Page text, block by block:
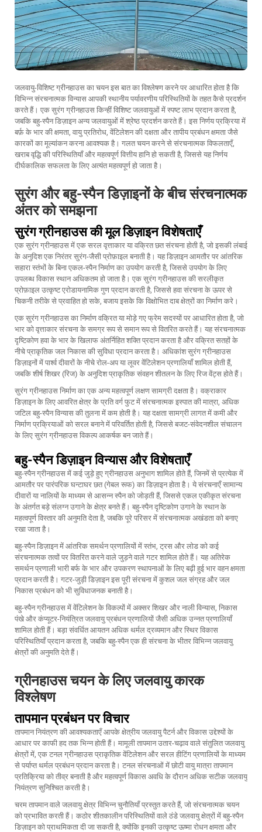
जलवायु-विशिष्ट ग्रीनहाउस का चयन इस बात का विश्लेषण करने पर आधारित होता है कि
विभिन्न संरचनात्मक विन्यास आपकी स्थानीय पर्यावरणीय परिस्थितियों के तहत कैसे प्रदर्शन
करते हैं। एक सुरंग ग्रीनहाउस किन्हीं विशिष्ट जलवायुओं में स्पष्ट लाभ प्रदान करता है,
जबकि बहु-स्पैन डिज़ाइन अन्य जलवायुओं में श्रेष्ठ प्रदर्शन करते हैं। इस निर्णय प्रक्रिया में
बर्फ़ के भार की क्षमता, वायु प्रतिरोध, वेंटिलेशन की दक्षता और तापीय प्रबंधन क्षमता जैसे
कारकों का मूल्यांकन करना आवश्यक है। गलत चयन करने से संरचनात्मक विफलताएँ,
खराब वृद्धि की परिस्थितियाँ और महत्वपूर्ण वित्तीय हानि हो सकती है, जिससे यह निर्णय
दीर्घकालिक सफलता के लिए अत्यंत महत्वपूर्ण हो जाता है।
सुरंग और बहु-स्पैन डिज़ाइनों के बीच संरचनात्मक
अंतर को समझना
सुरंग ग्रीनहाउस की मूल डिज़ाइन विशेषताएँ
एक सुरंग ग्रीनहाउस में एक सरल वृत्ताकार या वक्रित छत संरचना होती है, जो इसकी लंबाई
के अनुदिश एक निरंतर सुरंग-जैसी प्रोफ़ाइल बनाती है। यह डिज़ाइन आमतौर पर आंतरिक
सहारा स्तंभों के बिना एकल-स्पैन निर्माण का उपयोग करती है, जिससे उपयोग के लिए
उपलब्ध विकास स्थान अधिकतम हो जाता है। एक सुरंग ग्रीनहाउस की सरलीकृत
प्रोफ़ाइल उत्कृष्ट एरोडायनामिक गुण प्रदान करती है, जिससे हवा संरचना के ऊपर से
चिकनी तरीके से प्रवाहित हो सके, बजाय इसके कि विक्षोभित दाब क्षेत्रों का निर्माण करे।
एक सुरंग ग्रीनहाउस का निर्माण वक्रित या मोड़े गए फ्रेम सदस्यों पर आधारित होता है, जो
भार को वृत्ताकार संरचना के समग्र रूप से समान रूप से वितरित करते हैं। यह संरचनात्मक
दृष्टिकोण हवा के भार के खिलाफ अंतर्निहित शक्ति प्रदान करता है और वक्रित सतहों के
नीचे प्राकृतिक जल निकास की सुविधा प्रदान करता है। अधिकांश सुरंग ग्रीनहाउस
डिज़ाइनों में पार्श्व दीवारों के नीचे रोल-अप या लूवर वेंटिलेशन प्रणालियाँ शामिल होती हैं,
जबकि शीर्ष शिखर (रिज) के अनुदिश प्राकृतिक संवहन शीतलन के लिए रिज वेंट्स होते हैं।
सुरंग ग्रीनहाउस निर्माण का एक अन्य महत्वपूर्ण लक्षण सामग्री दक्षता है। वक्राकार
डिज़ाइन के लिए आवरित क्षेत्र के प्रति वर्ग फुट में संरचनात्मक इस्पात की मात्रा, अधिक
जटिल बहु-स्पैन विन्यास की तुलना में कम होती है। यह दक्षता सामग्री लागत में कमी और
निर्माण प्रक्रियाओं को सरल बनाने में परिवर्तित होती है, जिससे बजट-संवेदनशील संचालन
के लिए सुरंग ग्रीनहाउस विकल्प आकर्षक बन जाते हैं।
बहु-स्पैन डिज़ाइन विन्यास और विशेषताएँ
बहु-स्पैन ग्रीनहाउस में कई जुड़े हुए ग्रीनहाउस अनुभाग शामिल होते हैं, जिनमें से प्रत्येक में
आमतौर पर पारंपरिक घन्टाघर छत (गेबल रूफ) का डिज़ाइन होता है। ये संरचनाएँ सामान्य
दीवारों या नालियों के माध्यम से आसन्न स्पैन को जोड़ती हैं, जिससे एकल एकीकृत संरचना
के अंतर्गत बड़े संलग्न उगाने के क्षेत्र बनते हैं। बहु-स्पैन दृष्टिकोण उगाने के स्थान के
महत्वपूर्ण विस्तार की अनुमति देता है, जबकि पूरे परिसर में संरचनात्मक अखंडता को बनाए
रखा जाता है।
बहु-स्पैन डिज़ाइन में आंतरिक समर्थन प्रणालियों में स्तंभ, ट्रस और लोड को कई
संरचनात्मक तत्वों पर वितरित करने वाले जुड़ने वाले गटर शामिल होते हैं। यह अतिरेक
समर्थन प्रणाली भारी बर्फ के भार और उपकरण स्थापनाओं के लिए बढ़ी हुई भार वहन क्षमता
प्रदान करती है। गटर-जुड़ी डिज़ाइन इस पूरी संरचना में कुशल जल संग्रह और जल
निकास प्रबंधन को भी सुविधाजनक बनाती है।
बहु-स्पैन ग्रीनहाउस में वेंटिलेशन के विकल्पों में अक्सर शिखर और नाली विन्यास, निकास
पंखे और कंप्यूटर-नियंत्रित जलवायु प्रबंधन प्रणालियों जैसी अधिक उन्नत प्रणालियाँ
शामिल होती हैं। बड़ा संवर्धित आयतन अधिक थर्मल द्रव्यमान और स्थिर विकास
परिस्थितियाँ प्रदान करता है, जबकि बहु-स्पैन एक ही संरचना के भीतर विभिन्न जलवायु
क्षेत्रों की अनुमति देते हैं।
ग्रीनहाउस चयन के लिए जलवायु कारक
विश्लेषण
तापमान प्रबंधन पर विचार
तापमान नियंत्रण की आवश्यकताएँ आपके क्षेत्रीय जलवायु पैटर्न और विकास उद्देश्यों के
आधार पर काफी हद तक भिन्न होती हैं। मामूली तापमान उतार-चढ़ाव वाले संतुलित जलवायु
क्षेत्रों में, एक टनल ग्रीनहाउस प्राकृतिक वेंटिलेशन और सरल हीटिंग प्रणालियों के माध्यम
से पर्याप्त थर्मल प्रबंधन प्रदान करता है। टनल संरचनाओं में छोटी वायु मात्रा तापमान
प्रतिक्रिया को तीव्र बनाती है और महत्वपूर्ण विकास अवधि के दौरान अधिक सटीक जलवायु
नियंत्रण सुनिश्चित करती है।
चरम तापमान वाले जलवायु क्षेत्र विभिन्न चुनौतियाँ प्रस्तुत करते हैं, जो संरचनात्मक चयन
को प्रभावित करती हैं। कठोर शीतकालीन परिस्थितियों वाले ठंडे जलवायु क्षेत्रों में बहु-स्पैन
डिज़ाइन को प्राथमिकता दी जा सकती है, क्योंकि इनकी उत्कृष्ट ऊष्मा रोधन क्षमता और